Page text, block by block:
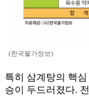
(한국물가정보)
특히 삼계탕의 핵심
승이 두드러졌다.